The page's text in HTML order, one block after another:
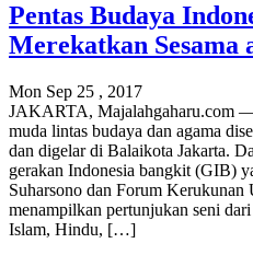
Pentas Budaya
Merekatkan Sesama
Mon Sep 25 , 2017
JAKARTA, Majalahgaharu.com —
muda lintas budaya dan agama
dan digelar di Balaikota Jakarta.
gerakan Indonesia bangkit (GIB)
Suharsono dan Forum
menampilkan pertunjukan seni
Islam, Hindu, […]